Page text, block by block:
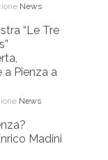
News
“Le Tre
a Pienza a
News
Madini